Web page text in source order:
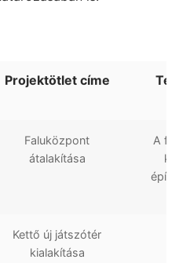
Projektötlet címe
Faluközpont
átalakítása
A
Kettő új játszótér
kialakítása